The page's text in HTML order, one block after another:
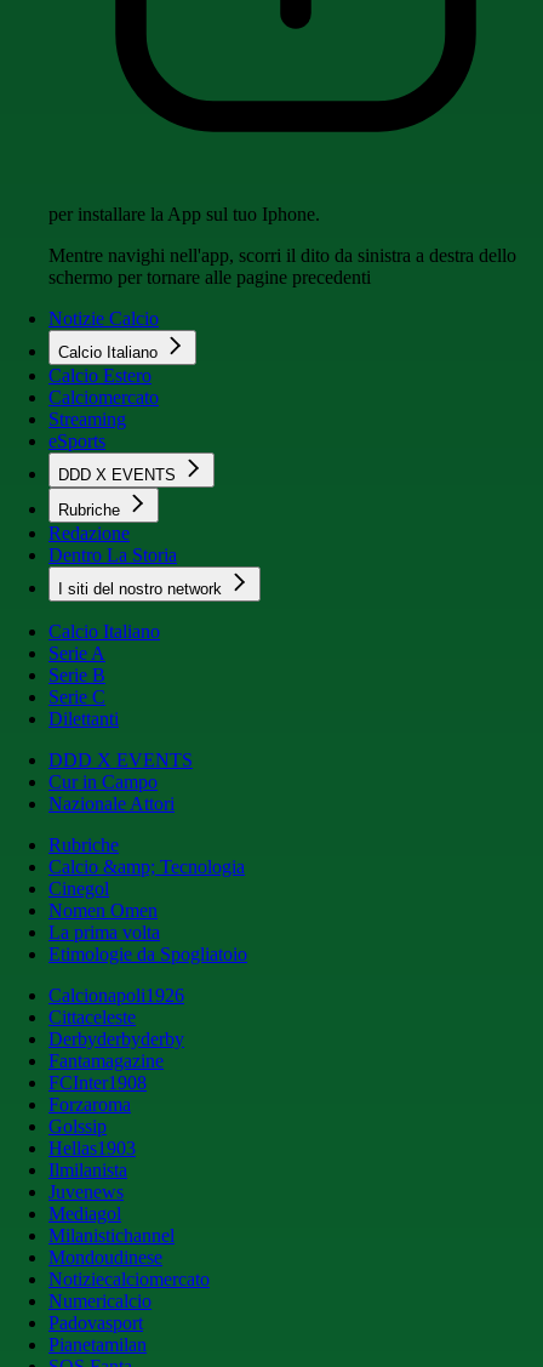
per installare la App sul tuo Iphone.
Mentre navighi nell'app, scorri il dito da sinistra a destra dello
schermo per tornare alle pagine precedenti
Notizie Calcio
Calcio Italiano
Calcio Estero
Calciomercato
Streaming
eSports
DDD X EVENTS
Rubriche
Redazione
Dentro La Storia
I siti del nostro network
Calcio Italiano
Serie A
Serie B
Serie C
Dilettanti
DDD X EVENTS
Cur in Campo
Nazionale Attori
Rubriche
Calcio &amp; Tecnologia
Cinegol
Nomen Omen
La prima volta
Etimologie da Spogliatoio
Calcionapoli1926
Cittaceleste
Derbyderbyderby
Fantamagazine
FCInter1908
Forzaroma
Golssip
Hellas1903
Ilmilanista
Juvenews
Mediagol
Milanistichannel
Mondoudinese
Notiziecalciomercato
Numericalcio
Padovasport
Pianetamilan